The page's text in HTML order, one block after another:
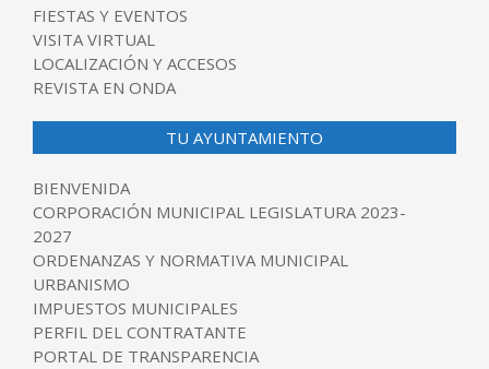
FIESTAS Y EVENTOS
VISITA VIRTUAL
LOCALIZACIÓN Y ACCESOS
REVISTA EN ONDA
TU AYUNTAMIENTO
BIENVENIDA
CORPORACIÓN MUNICIPAL LEGISLATURA 2023-
2027
ORDENANZAS Y NORMATIVA MUNICIPAL
URBANISMO
IMPUESTOS MUNICIPALES
PERFIL DEL CONTRATANTE
PORTAL DE TRANSPARENCIA